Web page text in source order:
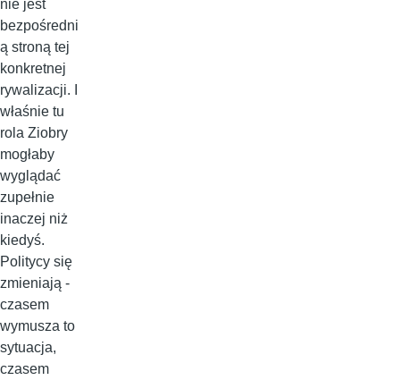
nie jest
bezpośredni
ą stroną tej
konkretnej
rywalizacji. I
właśnie tu
rola Ziobry
mogłaby
wyglądać
zupełnie
inaczej niż
kiedyś.
Politycy się
zmieniają -
czasem
wymusza to
sytuacja,
czasem